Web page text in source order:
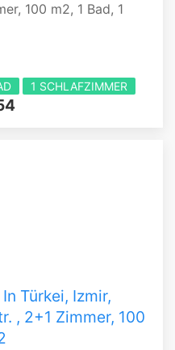
100 m2, 1 Bad, 1
1 SCHLAFZIMMER
Türkei, Izmir,
, 2+1 Zimmer, 100